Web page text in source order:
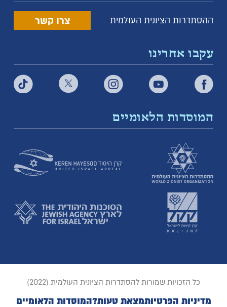
ההסתדרות הציונית העולמית צרו קשר
עקבו אחרינו
המוסדות הלאומיים
כל הזכויות שמורות להסתדרות הציונית העולמית (2022)
מדיניות הפרטיותמצאת טעות?המוסדות הלאומיים